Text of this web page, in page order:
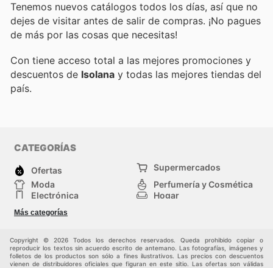
Tenemos nuevos catálogos todos los días, así que no
dejes de visitar antes de salir de compras. ¡No pagues
de más por las cosas que necesitas!
Con tiene acceso total a las mejores promociones y
descuentos de Isolana y todas las mejores tiendas del
país.
CATEGORÍAS
Ofertas
Supermercados
Moda
Perfumería y Cosmética
Electrónica
Hogar
Deporte
Juguetes y bebés
Más categorías
Copyright © 2026 Todos los derechos reservados. Queda prohibido copiar o
reproducir los textos sin acuerdo escrito de antemano. Las fotografías, imágenes y
folletos de los productos son sólo a fines ilustrativos. Las precios con descuentos
vienen de distribuidores oficiales que figuran en este sitio. Las ofertas son válidas